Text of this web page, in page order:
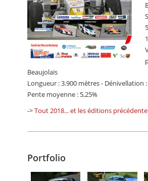
Beaujolais
Longueur : 3.900 mètres - Dénivellation
Pente moyenne : 5,25%
->Tout 2018... et les éditions
Portfolio